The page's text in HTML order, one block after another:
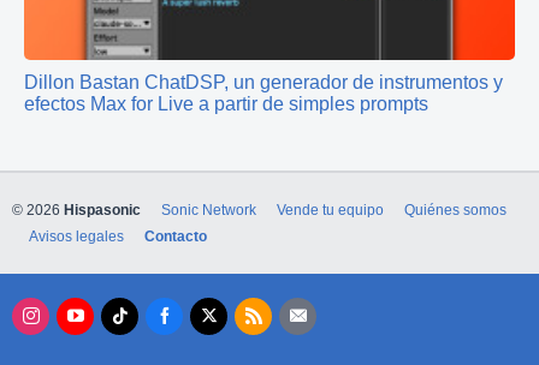
Dillon Bastan ChatDSP, un generador de instrumentos y
efectos Max for Live a partir de simples prompts
© 2026 Hispasonic Sonic Network Vende tu equipo
Quiénes somos
Avisos legales
Contacto